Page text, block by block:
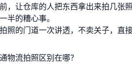
，让仓库的人把东西拿出来拍几张
半的糟心事。
照的门道一次讲透，不卖关子，直接
物流拍照区别在哪？